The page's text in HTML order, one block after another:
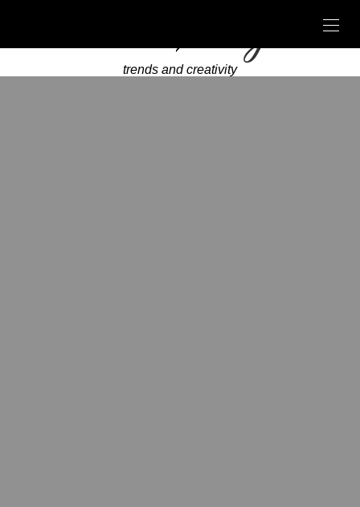
trends and creativity